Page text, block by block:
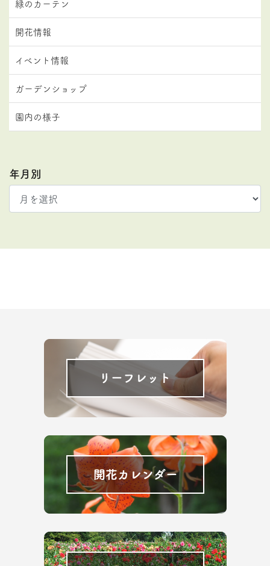
緑のカーテン
開花情報
イベント情報
ガーデンショップ
園内の様子
年月別